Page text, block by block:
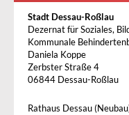
Stadt Dessau-Roßlau
Dezernat für Soziales,
Kommunale
Daniela Koppe
Zerbster Straße 4
06844 Dessau-Roßlau
Rathaus Dessau